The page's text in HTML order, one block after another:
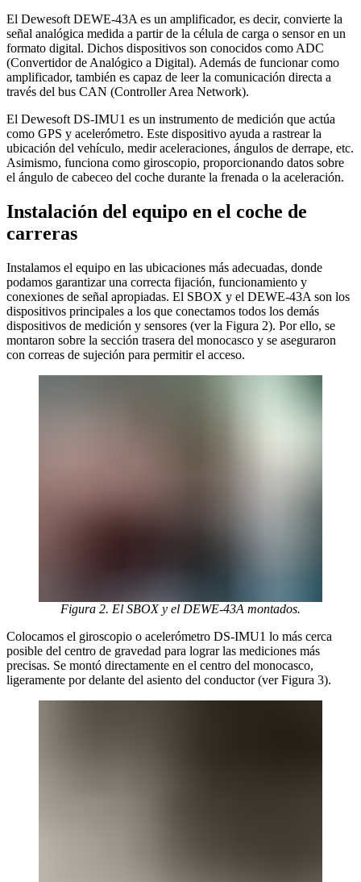
El Dewesoft DEWE-43A es un amplificador, es decir, convierte la
señal analógica medida a partir de la célula de carga o sensor en un
formato digital. Dichos dispositivos son conocidos como ADC
(Convertidor de Analógico a Digital). Además de funcionar como
amplificador, también es capaz de leer la comunicación directa a
través del bus CAN (Controller Area Network).
El Dewesoft DS-IMU1 es un instrumento de medición que actúa
como GPS y acelerómetro. Este dispositivo ayuda a rastrear la
ubicación del vehículo, medir aceleraciones, ángulos de derrape, etc.
Asimismo, funciona como giroscopio, proporcionando datos sobre
el ángulo de cabeceo del coche durante la frenada o la aceleración.
Instalación del equipo en el coche de
carreras
Instalamos el equipo en las ubicaciones más adecuadas, donde
podamos garantizar una correcta fijación, funcionamiento y
conexiones de señal apropiadas. El SBOX y el DEWE-43A son los
dispositivos principales a los que conectamos todos los demás
dispositivos de medición y sensores (ver la Figura 2). Por ello, se
montaron sobre la sección trasera del monocasco y se aseguraron
con correas de sujeción para permitir el acceso.
Figura 2. El SBOX y el DEWE-43A montados.
Colocamos el giroscopio o acelerómetro DS-IMU1 lo más cerca
posible del centro de gravedad para lograr las mediciones más
precisas. Se montó directamente en el centro del monocasco,
ligeramente por delante del asiento del conductor (ver Figura 3).